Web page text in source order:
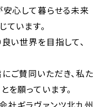
安心して暮らせる未来
ています。
い世界を目指して、
ご賛同いただき、私た
を願っています。